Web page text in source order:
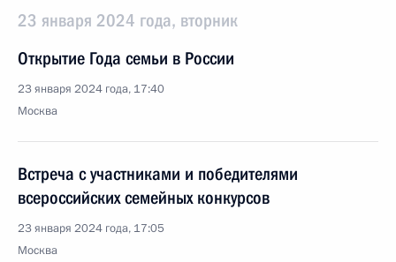
23 января 2024 года, вторник
Открытие Года семьи в России
23 января 2024 года, 17:40
Москва
Встреча с участниками и победителями
всероссийских семейных конкурсов
23 января 2024 года, 17:05
Москва